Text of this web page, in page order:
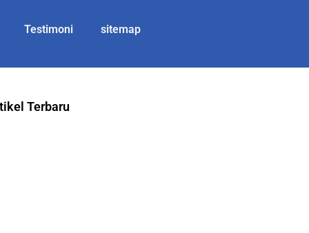
Testimoni sitemap
Terbaru